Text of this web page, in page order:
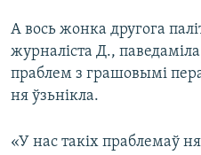
А вось жонка другога
журналіста Д.,
праблем з грашовымі
ня ўзьнікла.
«У нас такіх праблемаў